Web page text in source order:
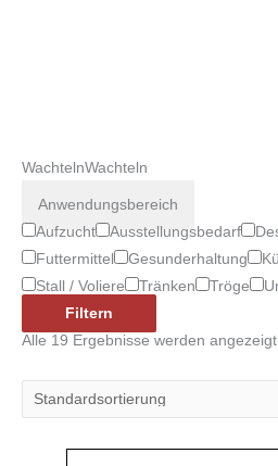
WachtelnWachteln
Anwendungsbereich
Aufzucht
Ausstellungsbedarf
Futtermittel
Gesunderhaltung
Stall / Voliere
Tränken Tröge
Filtern
Alle 19 Ergebnisse werden angezeigt